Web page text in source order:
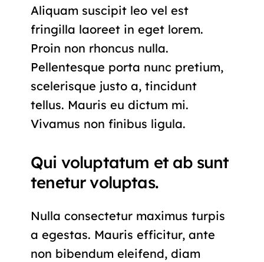
Aliquam suscipit leo vel est
fringilla laoreet in eget lorem.
Proin non rhoncus nulla.
Pellentesque porta nunc pretium,
scelerisque justo a, tincidunt
tellus. Mauris eu dictum mi.
Vivamus non finibus ligula.
Qui voluptatum et ab sunt
tenetur voluptas.
Nulla consectetur maximus turpis
a egestas. Mauris efficitur, ante
non bibendum eleifend, diam